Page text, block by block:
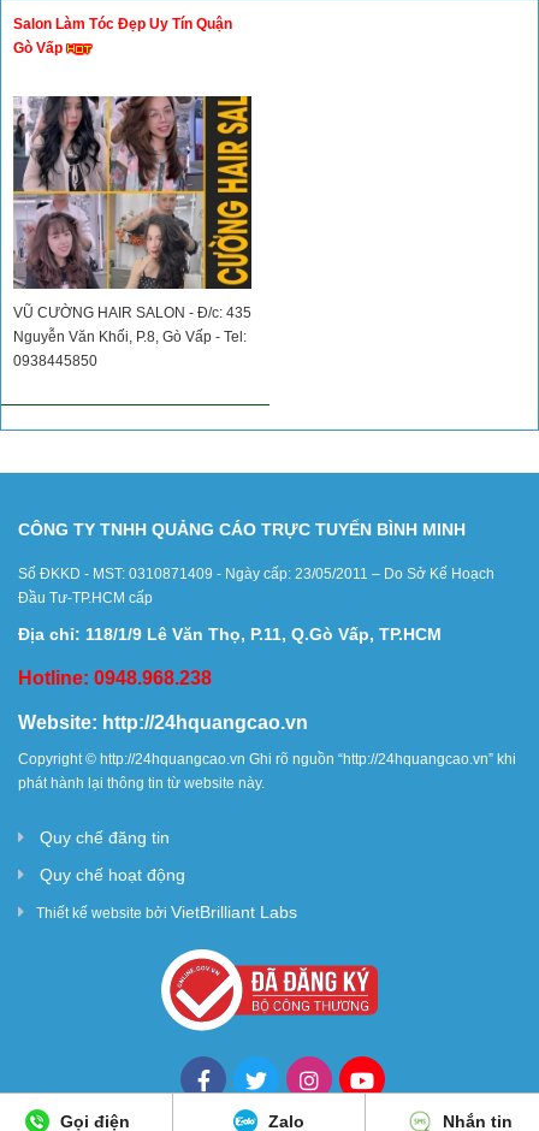
Salon Làm Tóc Đẹp Uy Tín Quận
Gò Vấp
VŨ CƯỜNG HAIR SALON - Đ/c: 435
Nguyễn Văn Khối, P.8, Gò Vấp - Tel:
0938445850
Gọi điện Zalo Nhắn tin
CÔNG TY TNHH QUẢNG CÁO TRỰC TUYẾN BÌNH MINH
Số ĐKKD - MST: 0310871409 - Ngày cấp: 23/05/2011 – Do Sở Kế Hoạch
Đầu Tư-TP.HCM cấp
Địa chỉ: 118/1/9 Lê Văn Thọ, P.11, Q.Gò Vấp, TP.HCM
Hotline: 0948.968.238
Website: http://24hquangcao.vn
Copyright © http://24hquangcao.vn Ghi rõ nguồn “http://24hquangcao.vn” khi
phát hành lại thông tin từ website này.
Quy chế đăng tin
Quy chế hoạt động
Thiết kế website bởi VietBrilliant Labs